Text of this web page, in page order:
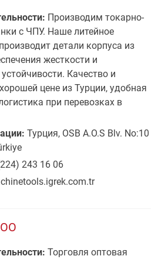
Производим токарно-
с ЧПУ. Наше литейное
детали корпуса из
жесткости и
Качество и
цене из Турции, удобная
при перевозках в
Турция, OSB A.O.S Blv. No:10
243 16 06
Торговля оптовая